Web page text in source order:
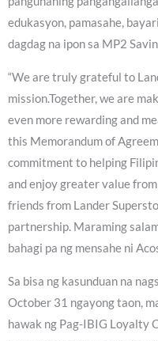
edukasyon, pamasahe,
dagdag na ipon sa MP2
“We are truly grateful to
mission.Together, we are
even more rewarding and
this Memorandum of
commitment to helping
and enjoy greater value
friends from Lander
partnership. Maraming
bahagi pa ng mensahe ni
Sa bisa ng kasunduan na
October 31 ngayong taon,
hawak ng Pag-IBIG Loyalty